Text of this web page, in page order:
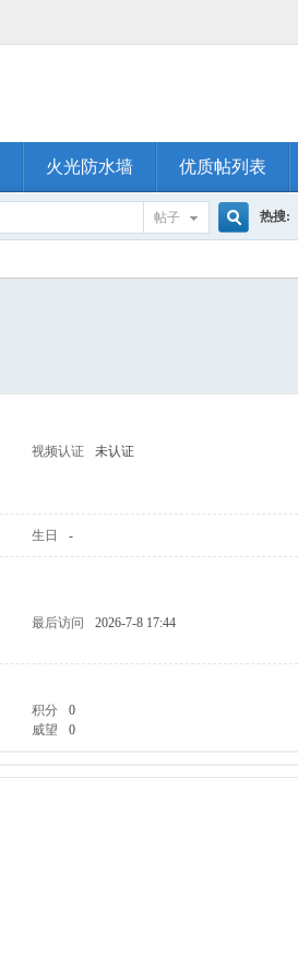
火光防水墙 优质帖列表
帖子 热搜:
视频认证 未认证
生日 -
最后访问 2026-7-8 17:44
积分 0
威望 0